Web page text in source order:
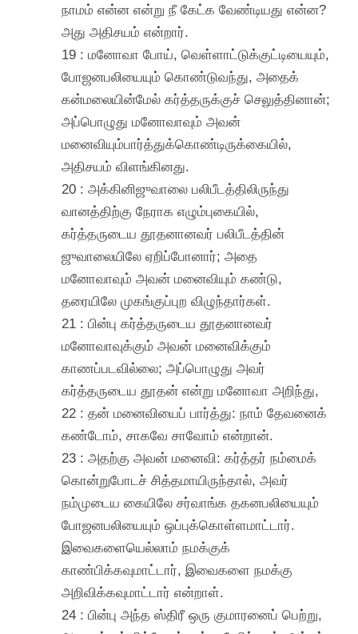
நாமம் என்ன என்று நீ கேட்க வேண்டியது என்ன?
அது அதிசயம் என்றார்.
19 : மனோவா போய், வெள்ளாட்டுக்குட்டியையும்,
போஜனபலியையும் கொண்டுவந்து, அதைக்
கன்மலையின்மேல் கர்த்தருக்குச் செலுத்தினான்;
அப்பொழுது மனோவாவும் அவன்
மனைவியும்பார்த்துக்கொண்டிருக்கையில்,
அதிசயம் விளங்கினது.
20 : அக்கினிஜுவாலை பலிபீடத்திலிருந்து
வானத்திற்கு நேராக எழும்புகையில்,
கர்த்தருடைய தூதனானவர் பலிபீடத்தின்
ஜுவாலையிலே ஏறிப்போனார்; அதை
மனோவாவும் அவன் மனைவியும் கண்டு,
தரையிலே முகங்குப்புற விழுந்தார்கள்.
21 : பின்பு கர்த்தருடைய தூதனானவர்
மனோவாவுக்கும் அவன் மனைவிக்கும்
காணப்படவில்லை; அப்பொழுது அவர்
கர்த்தருடைய தூதன் என்று மனோவா அறிந்து,
22 : தன் மனைவியைப் பார்த்து: நாம் தேவனைக்
கண்டோம், சாகவே சாவோம் என்றான்.
23 : அதற்கு அவன் மனைவி: கர்த்தர் நம்மைக்
கொன்றுபோடச் சித்தமாயிருந்தால், அவர்
நம்முடைய கையிலே சர்வாங்க தகனபலியையும்
போஜனபலியையும் ஒப்புக்கொள்ளமாட்டார்.
இவைகளையெல்லாம் நமக்குக்
காண்பிக்கவுமாட்டார், இவைகளை நமக்கு
அறிவிக்கவுமாட்டார் என்றாள்.
24 : பின்பு அந்த ஸ்திரீ ஒரு குமாரனைப் பெற்று,